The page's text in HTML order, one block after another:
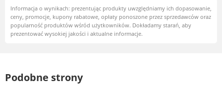
Informacja o wynikach: prezentując produkty uwzględniamy ich dopasowanie,
ceny, promocje, kupony rabatowe, opłaty ponoszone przez sprzedawców oraz
popularność produktów wśród użytkowników. Dokładamy starań, aby
prezentować wysokiej jakości i aktualne informacje.
Podobne strony